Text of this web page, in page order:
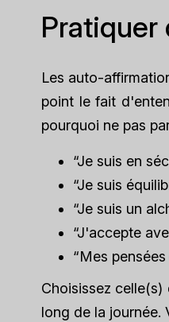
Pratiquer
Les auto-
point le fait
pourquoi ne pas
“Je suis en
“Je suis
“Je suis un
“J'accepte
“Mes
Choisissez
long de la journée.